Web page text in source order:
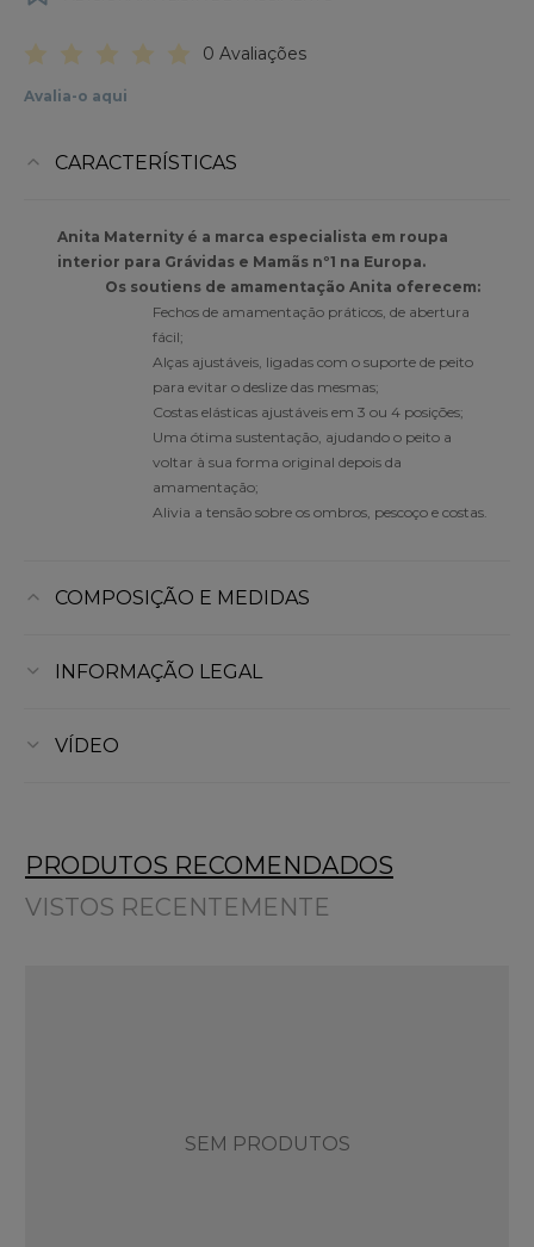
0 Avaliações
Avalia-o aqui
CARACTERÍSTICAS
Anita Maternity é a marca especialista em roupa
interior para Grávidas e Mamãs nº1 na Europa.
Os soutiens de amamentação Anita oferecem:
Fechos de amamentação práticos, de abertura
fácil;
Alças ajustáveis, ligadas com o suporte de peito
para evitar o deslize das mesmas;
Costas elásticas ajustáveis em 3 ou 4 posições;
Uma ótima sustentação, ajudando o peito a
voltar à sua forma original depois da
amamentação;
Alivia a tensão sobre os ombros, pescoço e costas.
COMPOSIÇÃO E MEDIDAS
INFORMAÇÃO LEGAL
VÍDEO
PRODUTOS RECOMENDADOS
VISTOS RECENTEMENTE
SEM PRODUTOS